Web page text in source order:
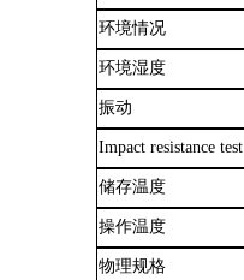
环境情况
环境湿度
振动
Impact resistance test
储存温度
操作温度
物理规格